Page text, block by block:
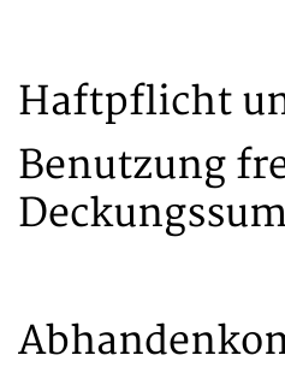
Haftpflicht
Benutzung